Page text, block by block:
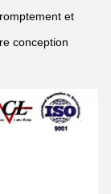
et
conception